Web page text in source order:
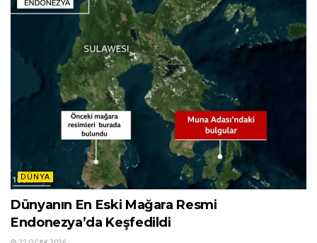
DÜNYA
Dünyanın En Eski Mağara Resmi
Endonezya’da Keşfedildi